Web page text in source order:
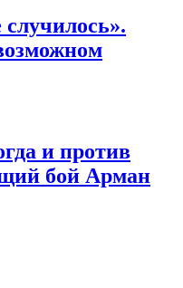
и против
бой Арман